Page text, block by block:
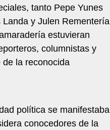
tanto Pepe Yunes
y Julen Rementería
estuvieran
columnistas y
la reconocida
política se manifestaba
conocedores de la